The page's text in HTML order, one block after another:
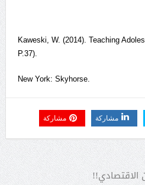
Kaweski, W. (2014). Teaching
P.37).
New York: Skyhorse.
مشاركة مشاركة
الاقتصادي!!